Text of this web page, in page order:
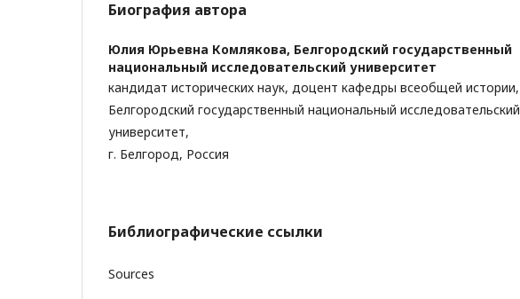
Биография автора
Юлия Юрьевна Комлякова, Белгородский государственный
национальный исследовательский университет
кандидат исторических наук, доцент кафедры всеобщей истории,
Белгородский государственный национальный исследовательский
университет,
г. Белгород, Россия
Библиографические ссылки
Sources